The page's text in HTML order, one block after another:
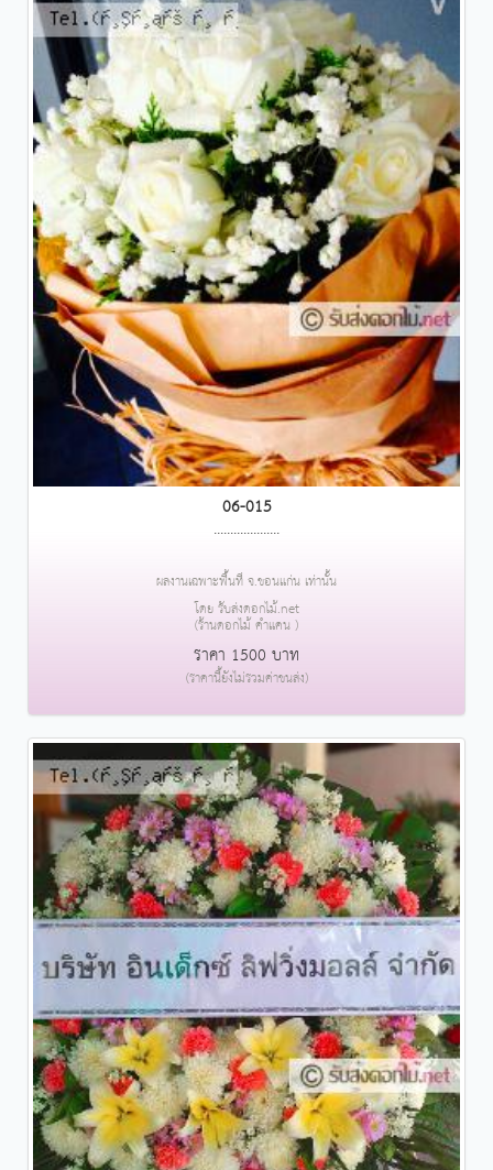
06-015
....................
ผลงานเฉพาะพื้นที่ จ.ขอนแก่น เท่านั้น
โดย รับส่งดอกไม้.net
(ร้านดอกไม้ คำแคน )
ราคา 1500 บาท
(ราคานี้ยังไม่รวมค่าขนส่ง)